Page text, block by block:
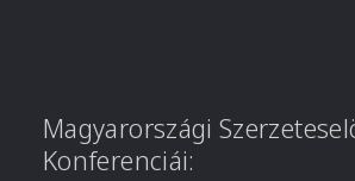
Magyarországi
Konferenciái: